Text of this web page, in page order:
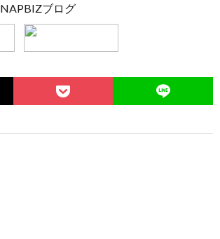
NAPBIZブログ